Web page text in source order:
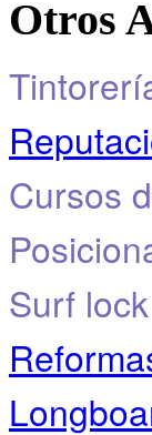
Otros
Cursos
Surf lock